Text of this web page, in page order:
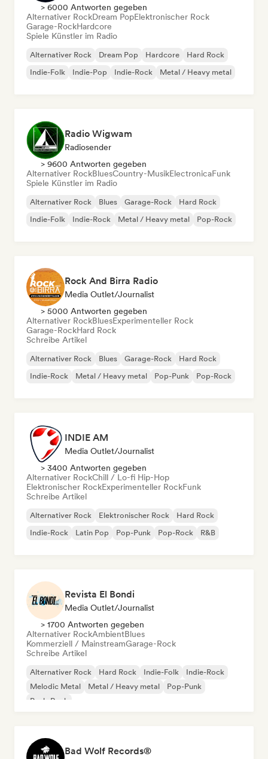
> 6000 Antworten gegeben
Alternativer RockDream PopElektronischer Rock
Garage-RockHardcore
Spiele Künstler im Radio
Alternativer Rock Dream Pop Hardcore
Hard Rock
Indie-Folk
Indie-Pop Indie-Rock Metal / Heavy metal
Radio Wigwam
Radiosender
> 9600 Antworten gegeben
Alternativer RockBluesCountry-MusikElectronicaFunk
Spiele Künstler im Radio
Alternativer Rock Blues Garage-Rock
Hard Rock
Indie-Folk
Indie-Rock Metal / Heavy metal Pop-Rock
Rock And Birra Radio
Media Outlet/Journalist
> 5000 Antworten gegeben
Alternativer RockBluesExperimenteller Rock
Garage-RockHard Rock
Schreibe Artikel
Alternativer Rock Blues Garage-Rock
Hard Rock
Indie-Rock
Metal / Heavy metal Pop-Punk Pop-Rock
INDIE AM
Media Outlet/Journalist
> 3400 Antworten gegeben
Alternativer RockChill / Lo-fi Hip-Hop
Elektronischer RockExperimenteller RockFunk
Schreibe Artikel
Alternativer Rock Elektronischer Rock
Hard Rock
Indie-Rock
Latin Pop Pop-Punk Pop-Rock R&B
Revista El Bondi
Media Outlet/Journalist
> 1700 Antworten gegeben
Alternativer RockAmbientBlues
Kommerziell / MainstreamGarage-Rock
Schreibe Artikel
Alternativer Rock Hard Rock Indie-Folk
Indie-Rock
Melodic Metal
Metal / Heavy metal
Pop-Punk
Punk-Rock
Bad Wolf Records®